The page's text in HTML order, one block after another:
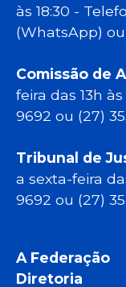
às 18:30 -
(WhatsApp)
Comissão de
feira das 13h
9692 ou (27)
Tribunal de
a sexta-feira
9692 ou (27)
A Federação
Diretoria